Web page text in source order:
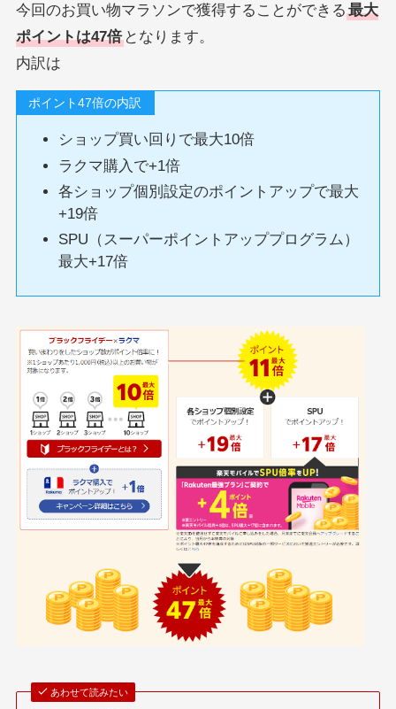
今回のお買い物マラソンで獲得することができる 最大
ポイントは47倍となります。
内訳は
ポイント47倍の内訳
ショップ買い回りで最大10倍
ラクマ購入で+1倍
各ショップ個別設定のポイントアップで最大
+19倍
SPU（スーパーポイントアッププログラム）
最大+17倍
あわせて読みたい